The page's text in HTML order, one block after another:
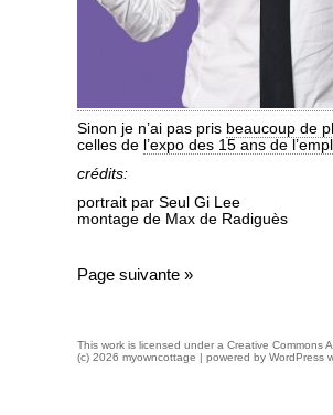
Sinon je n’ai pas pris beaucoup de
celles de l’expo des 15 ans de
crédits:
portrait par Seul Gi Lee
montage de Max de Radiguès
Page suivante »
This work is licensed under a Creative Commons
(c) 2026 myowncottage | powered by WordPress